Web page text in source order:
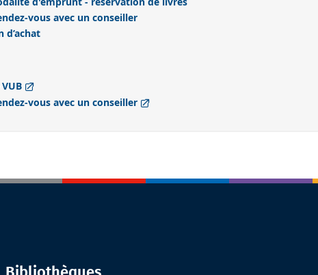
vous avec un conseiller
d’achat
vous avec un conseiller